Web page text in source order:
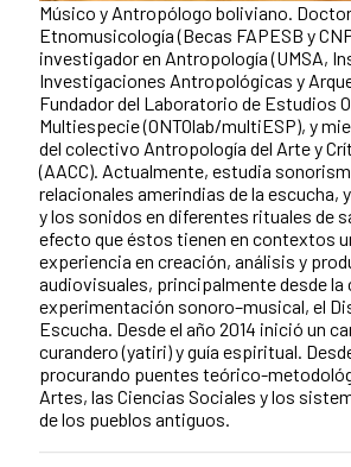
Músico y Antropólogo boliviano.
Etnomusicología (Becas FAPESB y
investigador en Antropología (UMSA,
Investigaciones Antropológicas y
Fundador del Laboratorio de Estudios
Multiespecie (ONTOlab/multiESP), y
del colectivo Antropología del Arte y
(AACC). Actualmente, estudia
relacionales amerindias de la escucha,
y los sonidos en diferentes rituales de
efecto que éstos tienen en contextos
experiencia en creación, análisis y
audiovisuales, principalmente desde la
experimentación sonoro–musical, el
Escucha. Desde el año 2014 inició un
curandero (yatiri) y guía espiritual.
procurando puentes teórico-
Artes, las Ciencias Sociales y los
de los pueblos antiguos.